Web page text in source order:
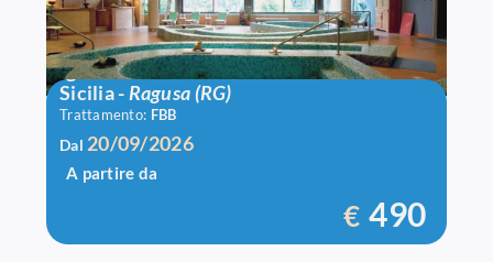
Igv Club Baia Samuele
Sicilia-Ragusa (RG)
Trattamento: FBB
Dal 20/09/2026
A partire da
€ 490